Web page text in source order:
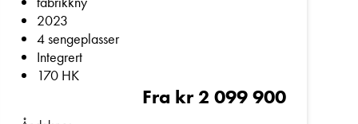
2023
4 sengeplasser
Integrert
170 HK
Fra kr 2 099 900